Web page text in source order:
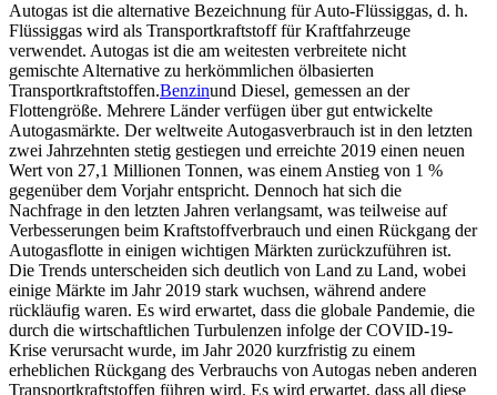
Autogas ist die alternative Bezeichnung für Auto-Flüssiggas, d. h.
Flüssiggas wird als Transportkraftstoff für Kraftfahrzeuge
verwendet. Autogas ist die am weitesten verbreitete nicht
gemischte Alternative zu herkömmlichen ölbasierten
Transportkraftstoffen.Benzinund Diesel, gemessen an der
Flottengröße. Mehrere Länder verfügen über gut entwickelte
Autogasmärkte. Der weltweite Autogasverbrauch ist in den letzten
zwei Jahrzehnten stetig gestiegen und erreichte 2019 einen neuen
Wert von 27,1 Millionen Tonnen, was einem Anstieg von 1 %
gegenüber dem Vorjahr entspricht. Dennoch hat sich die
Nachfrage in den letzten Jahren verlangsamt, was teilweise auf
Verbesserungen beim Kraftstoffverbrauch und einen Rückgang der
Autogasflotte in einigen wichtigen Märkten zurückzuführen ist.
Die Trends unterscheiden sich deutlich von Land zu Land, wobei
einige Märkte im Jahr 2019 stark wuchsen, während andere
rückläufig waren. Es wird erwartet, dass die globale Pandemie, die
durch die wirtschaftlichen Turbulenzen infolge der COVID-19-
Krise verursacht wurde, im Jahr 2020 kurzfristig zu einem
erheblichen Rückgang des Verbrauchs von Autogas neben anderen
Transportkraftstoffen führen wird. Es wird erwartet, dass all diese